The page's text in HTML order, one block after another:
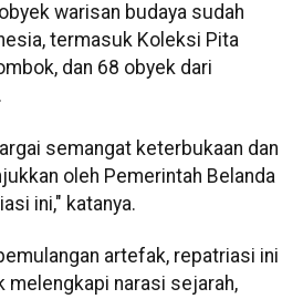
warisan budaya sudah
termasuk Koleksi Pita
dan 68 obyek dari
semangat keterbukaan dan
oleh Pemerintah Belanda
ini," katanya.
artefak, repatriasi ini
melengkapi narasi sejarah,